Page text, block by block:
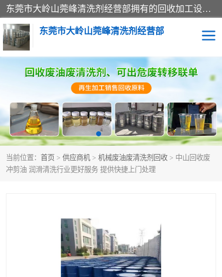
东莞市大岭山莞峰清洗剂经营部拥有的回收加工设备，大量废油回收、废清洗剂回收、废溶剂油回收、机械废油废清洗剂回收、废碳氢回收、碳氢液压油回收、碳氢二氯回收等废清洗剂处理；我们只是提供废旧化工原料的循环使用存放点，执行正规的存放，有正规的回收资质处理。同时我们公司批发零售回收级清洗剂，脱模油再生基础油，质量保证。
东莞市大岭山莞峰清洗剂经营部
当前位置： 首页 > 供应商机 > 机械废油废清洗剂回收 > 中山回收废
冲剪油 润滑清洗行业更好服务 提供快捷上门处理
废清洗剂回收
废溶剂油回收 机械废油废清洗剂回收
废碳氢回收 碳氢液压油回收
碳氢二氯回收 回收废三四氯乙烯
回收废清洗剂 上门回收废清洗剂